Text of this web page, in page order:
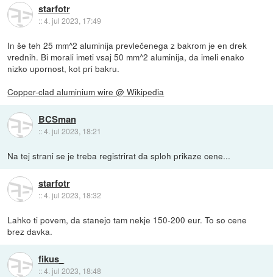
starfotr
::4. jul 2023, 17:49
In še teh 25 mm^2 aluminija prevlečenega z bakrom je en drek
vrednih. Bi morali imeti vsaj 50 mm^2 aluminija, da imeli enako
nizko upornost, kot pri bakru.
Copper-clad aluminium wire @ Wikipedia
BCSman
::4. jul 2023, 18:21
Na tej strani se je treba registrirat da sploh prikaze cene...
starfotr
::4. jul 2023, 18:32
Lahko ti povem, da stanejo tam nekje 150-200 eur. To so cene
brez davka.
fikus_
::4. jul 2023, 18:48